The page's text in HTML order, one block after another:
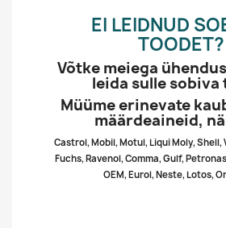
EI LEIDNUD
TOODET?
Võtke meiega
leida sulle sobiva
Müüme erinevate
määrdeaineid,
Castrol, Mobil, Motul, Liqui Moly, Shell,
Fuchs, Ravenol, Comma, Gulf,
OEM, Eurol, Neste, Lotos,